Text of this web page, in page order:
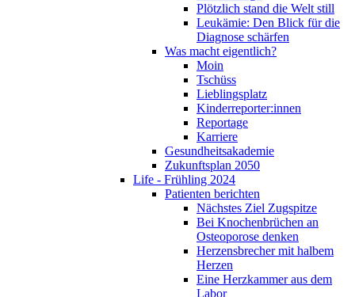
Plötzlich stand die Welt still
Leukämie: Den Blick für die
Diagnose schärfen
Was macht eigentlich?
Moin
Tschüss
Lieblingsplatz
Kinderreporter:innen
Reportage
Karriere
Gesundheitsakademie
Zukunftsplan 2050
Life - Frühling 2024
Patienten berichten
Nächstes Ziel Zugspitze
Bei Knochenbrüchen an
Osteoporose denken
Herzensbrecher mit halbem
Herzen
Eine Herzkammer aus dem
Labor